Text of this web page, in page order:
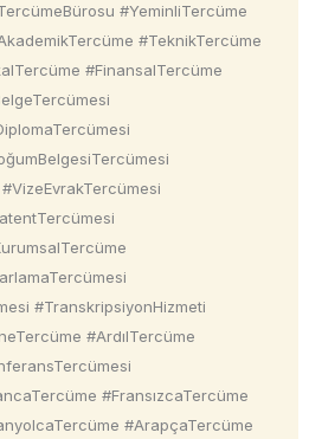
#YeminliTercüme
#TeknikTercüme
#FinansalTercüme
#TranskripsiyonHizmeti
#ArdılTercüme
#FransızcaTercüme
#ArapçaTercüme